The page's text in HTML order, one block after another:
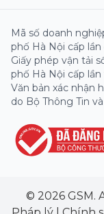
Mã số doanh
phố Hà Nội cấp
Giấy phép vận tải
phố Hà Nội cấp
Văn bản xác nhận
do Bộ Thông Tin
© 2026 GSM.